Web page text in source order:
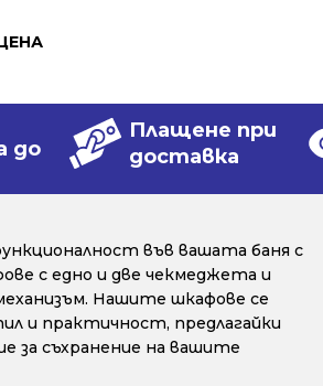
до
Плащене при
доставка
във вашата баня с
с едно и две чекмеджета и
Нашите шкафове се
и практичност, предлагайки
за съхранение на вашите